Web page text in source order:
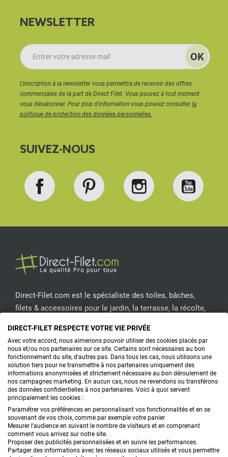
NEWSLETTER
L'inscription à la newsletter vous permettra de recevoir des offres
commerciales de la part de Direct Filet. Vous pouvez à tout moment
vous désabonner. Pour plus d'information vous pouvez consulterla
politique de protection des données personnelles.
SUIVEZ-NOUS
Direct-Filet.com est le spécialiste des toiles, bâches,
filets & accessoires pour le jardin, la terrasse, la récolte,
CONTACTEZ-NOUS
PRODUITS
CONSEILS
FAQ
DIRECT-FILET RESPECTE VOTRE VIE PRIVÉE
Avec votre accord, nous aimerions pouvoir utiliser des cookies placés par
nous et/ou nos partenaires sur ce site. Certains sont nécessaires au bon
fonctionnement du site, d'autres pas. Dans tous les cas, nous utilisons une
solution tiers pour ne transmettre à nos partenaires uniquement des
informations anonymisées et strictement nécessaire au bon déroulement de
nos campagnes marketing. En aucun cas, nous ne revendons ou transférons
des données confidentielles à nos partenaires. Voici à quoi servent
principalement les cookies :
Paramétrer vos préférences en personnalisant vos fonctionnalités et en se
souvenant de vos choix, comme par exemple votre panier
Mesurer l’audience en suivant le nombre de visiteurs et en comprenant
comment vous arrivez sur notre site.
Proposer des publicités personnalisées et en suivre les performances.
Partager des informations avec les réseaux sociaux utilisés et vous permettre